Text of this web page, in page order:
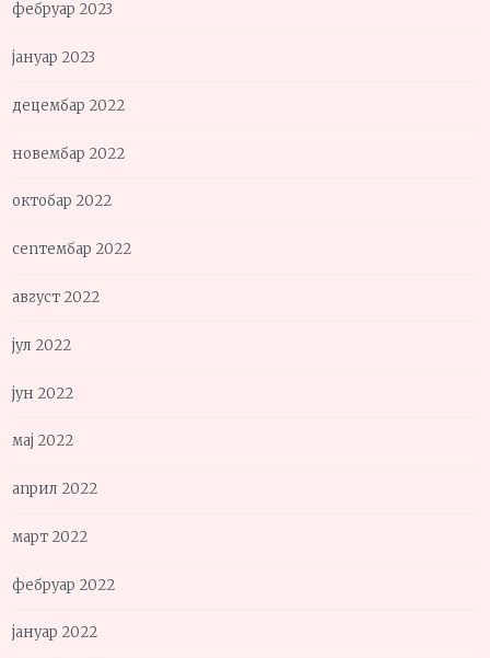
фебруар 2023
јануар 2023
децембар 2022
новембар 2022
октобар 2022
септембар 2022
август 2022
јул 2022
јун 2022
мај 2022
април 2022
март 2022
фебруар 2022
јануар 2022